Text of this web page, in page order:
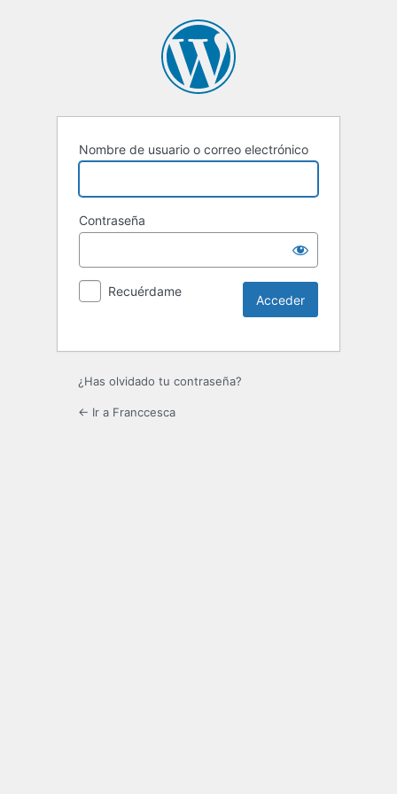
Nombre de usuario o correo electrónico
Contraseña
Recuérdame
¿Has olvidado tu contraseña?
← Ir a Franccesca